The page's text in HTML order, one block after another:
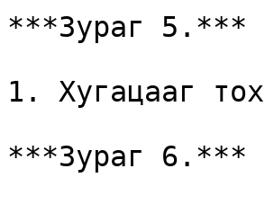
***Зураг 5.***
1. Хугацааг
***Зураг 6.***